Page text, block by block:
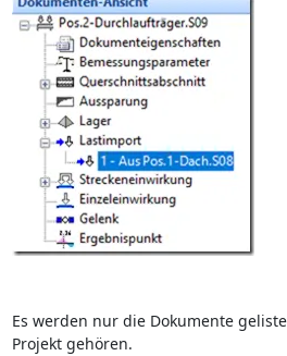
Es werden nur die Dokumente
Projekt gehören.